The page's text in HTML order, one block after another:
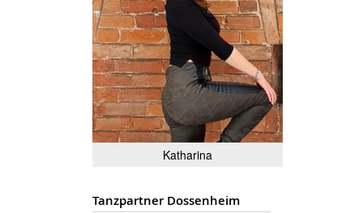
Katharina
Tanzpartner Dossenheim